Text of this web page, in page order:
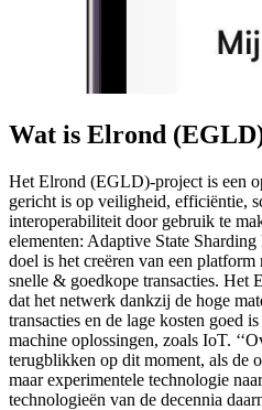
Wat is Elrond
Het Elrond (EGLD)-project is een
gericht is op veiligheid, efficiëntie,
interoperabiliteit door gebruik te
elementen: Adaptive State
doel is het creëren van een
snelle & goedkope transacties. Het
dat het netwerk dankzij de hoge
transacties en de lage kosten goed
machine oplossingen, zoals IoT.
terugblikken op dit moment, als de
maar experimentele technologie
technologieën van de decennia